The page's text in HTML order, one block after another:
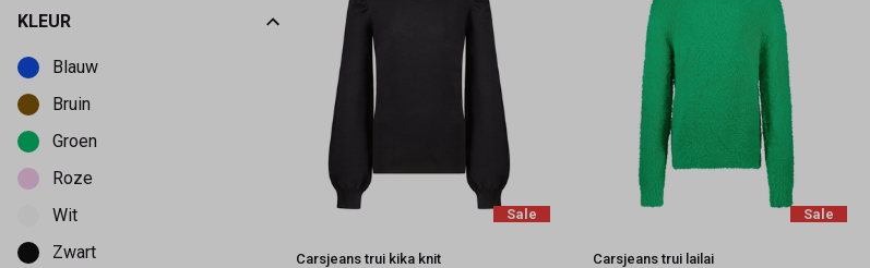
KLEUR
Blauw
Bruin
Groen
Roze
Wit
Zwart
Sale
Carsjeans trui kika knit
Sale
Carsjeans trui lailai